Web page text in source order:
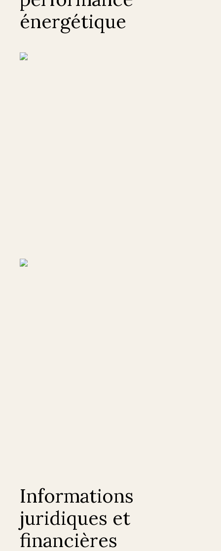
énergétique
Informations
juridiques et
financières